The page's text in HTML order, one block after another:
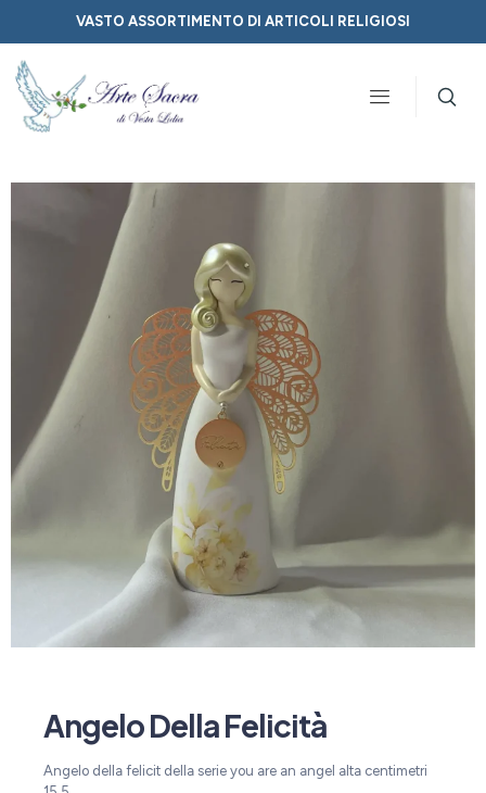
VASTO ASSORTIMENTO DI ARTICOLI RELIGIOSI
Angelo Della Felicità
Angelo della felicit della serie you are an angel alta centimetri